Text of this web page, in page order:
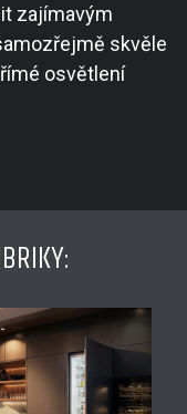
zajímavým
skvěle
osvětlení